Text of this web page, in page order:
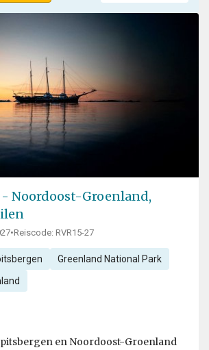
Noordoost-Groenland,
•Reiscode: RVR15-27
Greenland National Park
en Noordoost-Groenland